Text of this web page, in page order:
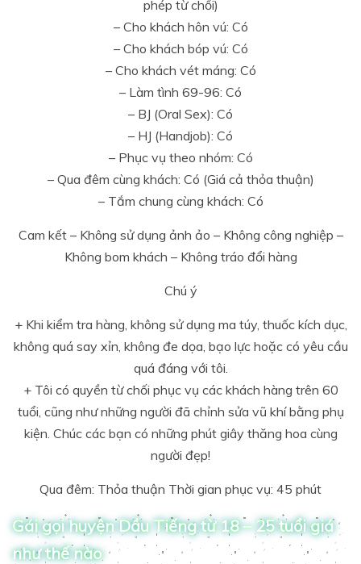
phép từ chối)
– Cho khách hôn vú: Có
– Cho khách bóp vú: Có
– Cho khách vét máng: Có
– Làm tình 69-96: Có
– BJ (Oral Sex): Có
– HJ (Handjob): Có
– Phục vụ theo nhóm: Có
– Qua đêm cùng khách: Có (Giá cả thỏa thuận)
– Tắm chung cùng khách: Có
Cam kết – Không sử dụng ảnh ảo – Không công nghiệp –
Không bom khách – Không tráo đổi hàng
Chú ý
+ Khi kiểm tra hàng, không sử dụng ma túy, thuốc kích dục,
không quá say xỉn, không đe dọa, bạo lực hoặc có yêu cầu
quá đáng với tôi.
+ Tôi có quyền từ chối phục vụ các khách hàng trên 60
tuổi, cũng như những người đã chỉnh sửa vũ khí bằng phụ
kiện. Chúc các bạn có những phút giây thăng hoa cùng
người đẹp!
Qua đêm: Thỏa thuận Thời gian phục vụ: 45 phút
Gái gọi huyện Dầu Tiếng từ 18 – 25 tuổi giá
như thế nào